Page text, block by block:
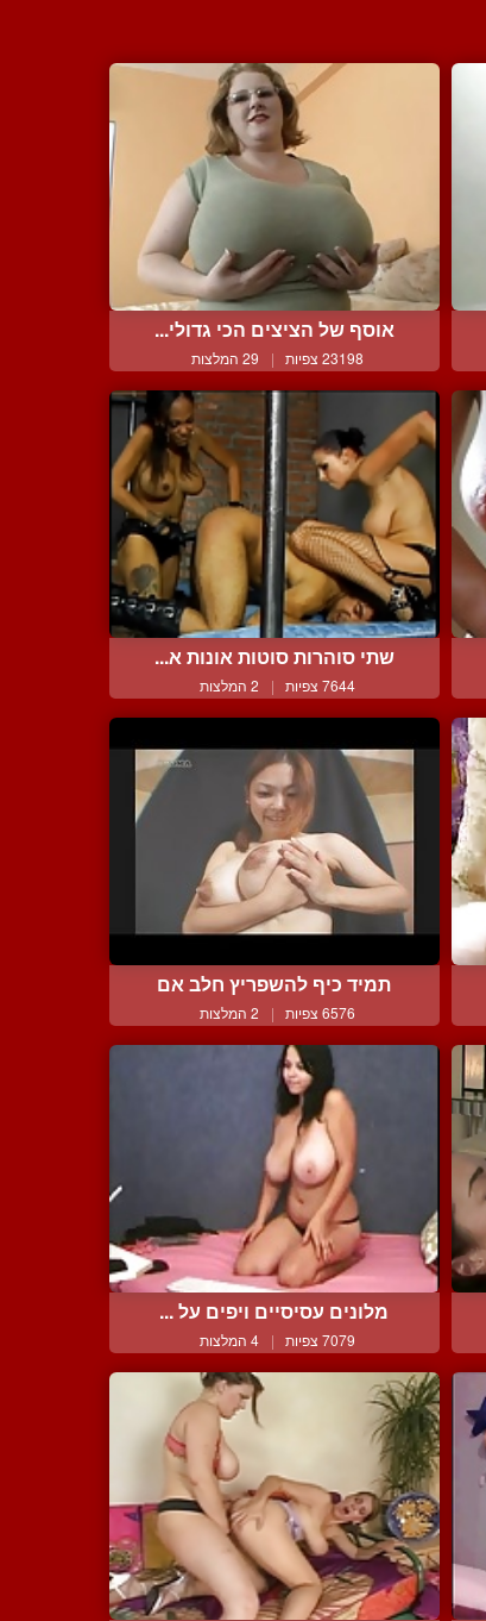
אוסף של הציצים הכי גדולי...
23198 צפיות | 29 המלצות
שתי סוהרות סוטות אונות א...
7644 צפיות | 2 המלצות
תמיד כיף להשפריץ חלב אם
6576 צפיות | 2 המלצות
מלונים עסיסיים ויפים על ...
7079 צפיות | 4 המלצות